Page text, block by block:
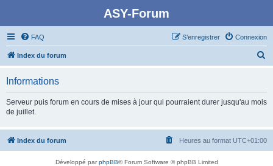
ASY-Forum
FAQ Connexion
S’enregistrer
Index du forum
c
Informations
Serveur puis forum en cours de mises à jour qui pourraient durer jusqu'au mois
de juillet.
Index du forum Heures au format UTC+01:00
Développé parphpBB® Forum Software © phpBB Limited